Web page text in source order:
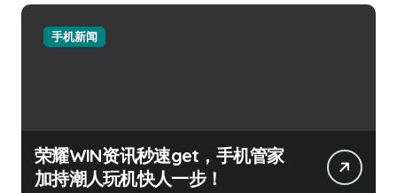
手机新闻
荣耀WIN资讯秒速get，手机管家
加持潮人玩机快人一步！